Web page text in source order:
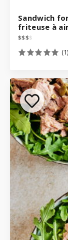
Sandwich
friteuse à
$$$$
(1)